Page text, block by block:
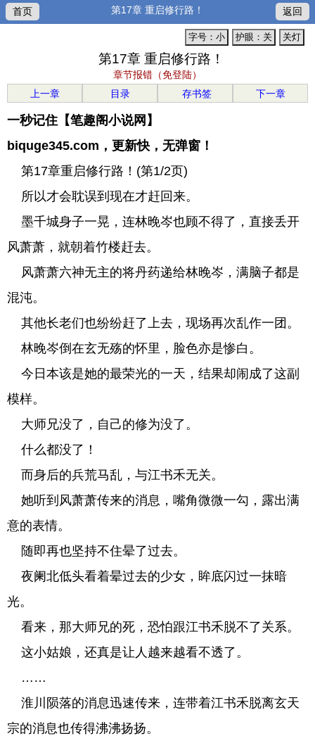
首页 第17章 重启修行路！ 返回
关灯
护眼：关
字号：小
第17章 重启修行路！
章节报错（免登陆）
上一章
目录 存书签 下一章
一秒记住【笔趣阁小说网】
biquge345.com，更新快，无弹窗！
第17章重启修行路！(第1/2页)
所以才会耽误到现在才赶回来。
墨千城身子一晃，连林晚岑也顾不得了，直接丢开
风萧萧，就朝着竹楼赶去。
风萧萧六神无主的将丹药递给林晚岑，满脑子都是
混沌。
其他长老们也纷纷赶了上去，现场再次乱作一团。
林晚岑倒在玄无殇的怀里，脸色亦是惨白。
今日本该是她的最荣光的一天，结果却闹成了这副
模样。
大师兄没了，自己的修为没了。
什么都没了！
而身后的兵荒马乱，与江书禾无关。
她听到风萧萧传来的消息，嘴角微微一勾，露出满
意的表情。
随即再也坚持不住晕了过去。
夜阑北低头看着晕过去的少女，眸底闪过一抹暗
光。
看来，那大师兄的死，恐怕跟江书禾脱不了关系。
这小姑娘，还真是让人越来越看不透了。
……
淮川陨落的消息迅速传来，连带着江书禾脱离玄天
宗的消息也传得沸沸扬扬。